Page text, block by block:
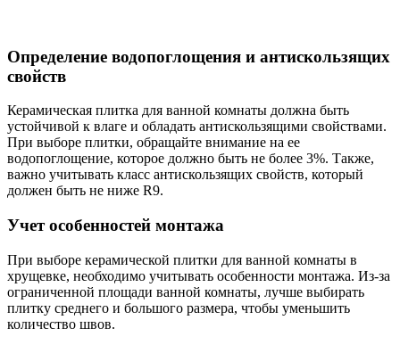
Определение водопоглощения и антискользящих
свойств
Керамическая плитка для ванной комнаты должна быть
устойчивой к влаге и обладать антискользящими свойствами.
При выборе плитки, обращайте внимание на ее
водопоглощение, которое должно быть не более 3%. Также,
важно учитывать класс антискользящих свойств, который
должен быть не ниже R9.
Учет особенностей монтажа
При выборе керамической плитки для ванной комнаты в
хрущевке, необходимо учитывать особенности монтажа. Из-за
ограниченной площади ванной комнаты, лучше выбирать
плитку среднего и большого размера, чтобы уменьшить
количество швов.